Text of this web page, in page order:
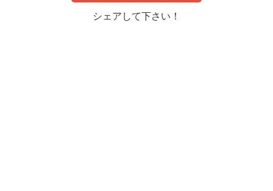
シェアして下さい！